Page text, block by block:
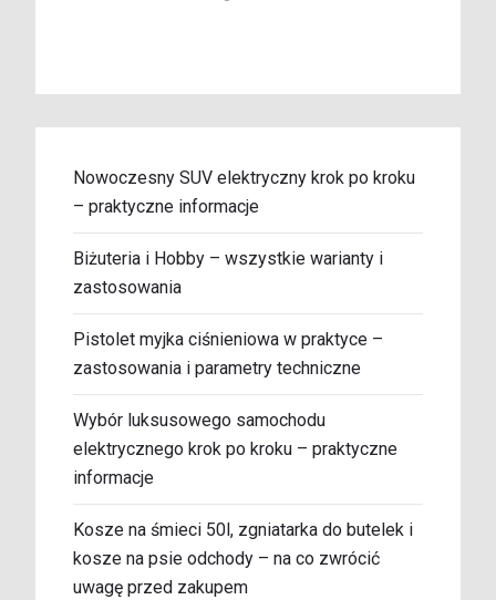
Nowoczesny SUV elektryczny krok po kroku
– praktyczne informacje
Biżuteria i Hobby – wszystkie warianty i
zastosowania
Pistolet myjka ciśnieniowa w praktyce –
zastosowania i parametry techniczne
Wybór luksusowego samochodu
elektrycznego krok po kroku – praktyczne
informacje
Kosze na śmieci 50l, zgniatarka do butelek i
kosze na psie odchody – na co zwrócić
uwagę przed zakupem